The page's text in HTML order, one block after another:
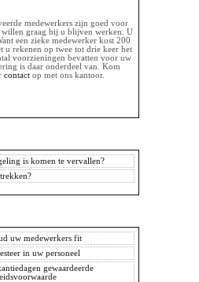
medewerkers zijn goed voor
graag bij u blijven werken. U
een zieke medewerker kost 200
u rekenen op twee tot drie keer het
voorzieningen bevatten voor uw
is daar onderdeel van. Kom
contact op met ons kantoor.
is komen te vervallen?
uw medewerkers fit
in uw personeel
gewaardeerde